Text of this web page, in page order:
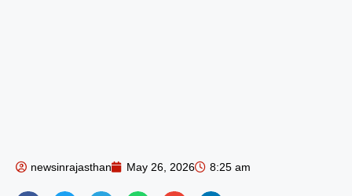
newsinrajasthan May 26, 2026 8:25 am